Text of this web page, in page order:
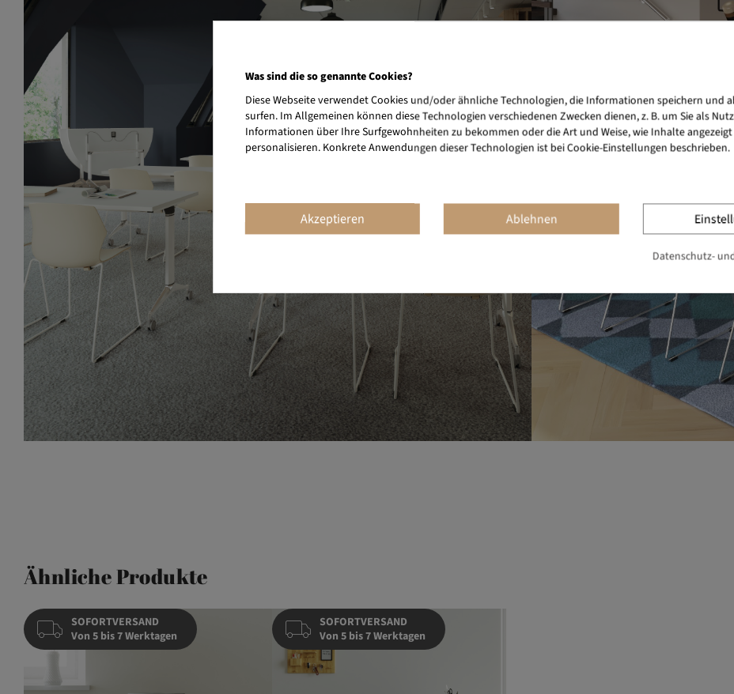
Ähnliche Produkte
SOFORTVERSAND
Von 5 bis 7 Werktagen
SOFORTVERSAND
Von 5 bis 7 Werktagen
Was sind die so genannte Cookies?
Diese Webseite verwendet Cookies und/oder ähnliche Technologien, die Informationen speichern und
surfen. Im Allgemeinen können diese Technologien verschiedenen Zwecken dienen, z. B. um Sie als
Informationen über Ihre Surfgewohnheiten zu bekommen oder die Art und Weise, wie Inhalte
personalisieren. Konkrete Anwendungen dieser Technologien ist bei Cookie-Einstellungen beschrieben.
Akzeptieren Ablehnen
Datenschutz-